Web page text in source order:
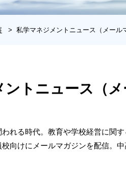
私学マネジメントニュース（メール
ントニュース（
れる時代。教育や学校経営に関
向けにメールマガジンを配信。